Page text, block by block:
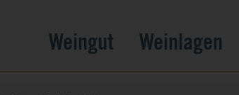
Weingut Weinlagen